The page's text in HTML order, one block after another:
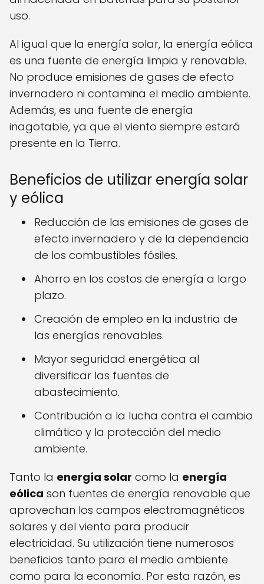
uso.
Al igual que la energía solar, la energía eólica
es una fuente de energía limpia y renovable.
No produce emisiones de gases de efecto
invernadero ni contamina el medio ambiente.
Además, es una fuente de energía
inagotable, ya que el viento siempre estará
presente en la Tierra.
Beneficios de utilizar energía solar
y eólica
Reducción de las emisiones de gases de
efecto invernadero y de la dependencia
de los combustibles fósiles.
Ahorro en los costos de energía a largo
plazo.
Creación de empleo en la industria de
las energías renovables.
Mayor seguridad energética al
diversificar las fuentes de
abastecimiento.
Contribución a la lucha contra el cambio
climático y la protección del medio
ambiente.
Tanto la energía solar como la energía
eólica son fuentes de energía renovable que
aprovechan los campos electromagnéticos
solares y del viento para producir
electricidad. Su utilización tiene numerosos
beneficios tanto para el medio ambiente
como para la economía. Por esta razón, es